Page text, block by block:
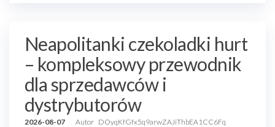
Neapolitanki czekoladki hurt
– kompleksowy przewodnik
dla sprzedawców i
dystrybutorów
2026-08-07 Autor DOyqKfGfx5q9arwZAJiThbEA1CC6Fq